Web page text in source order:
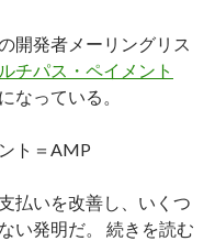
開発者メーリングリス
チパス・ペイメント
なっている。
ト＝AMP
払いを改善し、いくつ
い発明だ。 続きを読む